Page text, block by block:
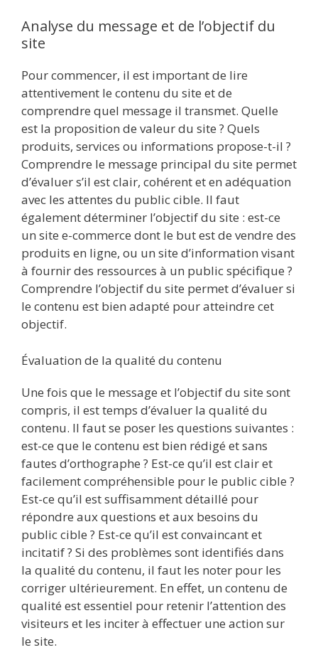
Analyse du message et de l’objectif du
site
Pour commencer, il est important de lire
attentivement le contenu du site et de
comprendre quel message il transmet. Quelle
est la proposition de valeur du site ? Quels
produits, services ou informations propose-t-il ?
Comprendre le message principal du site permet
d’évaluer s’il est clair, cohérent et en adéquation
avec les attentes du public cible. Il faut
également déterminer l’objectif du site : est-ce
un site e-commerce dont le but est de vendre des
produits en ligne, ou un site d’information visant
à fournir des ressources à un public spécifique ?
Comprendre l’objectif du site permet d’évaluer si
le contenu est bien adapté pour atteindre cet
objectif.
Évaluation de la qualité du contenu
Une fois que le message et l’objectif du site sont
compris, il est temps d’évaluer la qualité du
contenu. Il faut se poser les questions suivantes :
est-ce que le contenu est bien rédigé et sans
fautes d’orthographe ? Est-ce qu’il est clair et
facilement compréhensible pour le public cible ?
Est-ce qu’il est suffisamment détaillé pour
répondre aux questions et aux besoins du
public cible ? Est-ce qu’il est convaincant et
incitatif ? Si des problèmes sont identifiés dans
la qualité du contenu, il faut les noter pour les
corriger ultérieurement. En effet, un contenu de
qualité est essentiel pour retenir l’attention des
visiteurs et les inciter à effectuer une action sur
le site.